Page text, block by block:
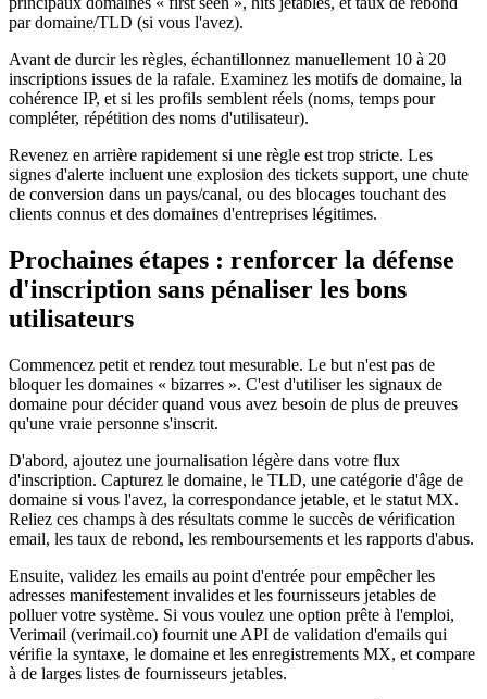
par domaine/TLD (si vous l'avez).
Avant de durcir les règles, échantillonnez manuellement 10 à 20
inscriptions issues de la rafale. Examinez les motifs de domaine, la
cohérence IP, et si les profils semblent réels (noms, temps pour
compléter, répétition des noms d'utilisateur).
Revenez en arrière rapidement si une règle est trop stricte. Les
signes d'alerte incluent une explosion des tickets support, une chute
de conversion dans un pays/canal, ou des blocages touchant des
clients connus et des domaines d'entreprises légitimes.
Prochaines étapes : renforcer la défense
d'inscription sans pénaliser les bons
utilisateurs
Commencez petit et rendez tout mesurable. Le but n'est pas de
bloquer les domaines « bizarres ». C'est d'utiliser les signaux de
domaine pour décider quand vous avez besoin de plus de preuves
qu'une vraie personne s'inscrit.
D'abord, ajoutez une journalisation légère dans votre flux
d'inscription. Capturez le domaine, le TLD, une catégorie d'âge de
domaine si vous l'avez, la correspondance jetable, et le statut MX.
Reliez ces champs à des résultats comme le succès de vérification
email, les taux de rebond, les remboursements et les rapports d'abus.
Ensuite, validez les emails au point d'entrée pour empêcher les
adresses manifestement invalides et les fournisseurs jetables de
polluer votre système. Si vous voulez une option prête à l'emploi,
Verimail (verimail.co) fournit une API de validation d'emails qui
vérifie la syntaxe, le domaine et les enregistrements MX, et compare
à de larges listes de fournisseurs jetables.